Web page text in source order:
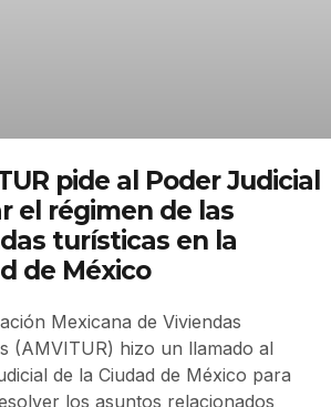
pide al Poder Judicial
el régimen de las
turísticas en la
de México
Mexicana de Viviendas
(AMVITUR) hizo un llamado al
de la Ciudad de México para
los asuntos relacionados